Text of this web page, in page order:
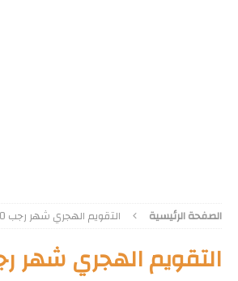
الصفحة الرئيسية التقويم الهجري شهر رجب 1350
التقويم الهجري شهر رجب